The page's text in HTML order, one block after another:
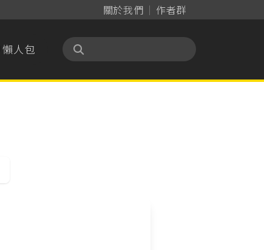
關於我們 作者群
懶人包